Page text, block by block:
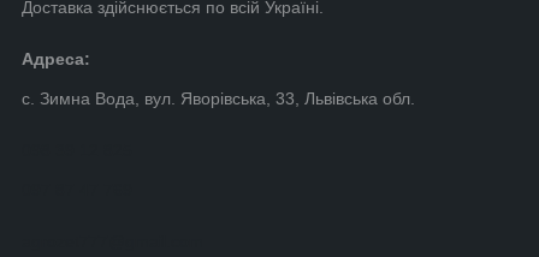
Доставка здійснюється по всій Україні.
Адреса:
с. Зимна Вода, вул. Яворівська, 33, Львівська обл.